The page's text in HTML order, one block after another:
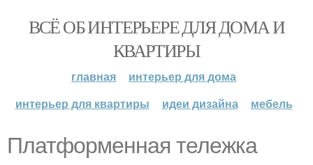
ВСЁ ОБ ИНТЕРЬЕРЕ ДЛЯ ДОМА И
КВАРТИРЫ
главная
интерьер для дома
интерьер для квартиры
идеи дизайна мебель
Платформенная тележка